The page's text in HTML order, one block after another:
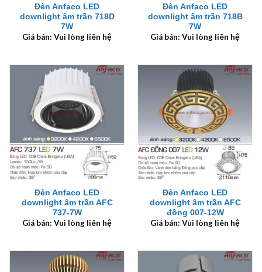
Đèn Anfaco LED
downlight âm trần 718D
7W
Giá bán: Vui lòng liên hệ
Đèn Anfaco LED
downlight âm trần 718B
7W
Giá bán: Vui lòng liên hệ
Đèn Anfaco LED
downlight âm trần AFC
737-7W
Giá bán: Vui lòng liên hệ
Đèn Anfaco LED
downlight âm trần AFC
đồng 007-12W
Giá bán: Vui lòng liên hệ